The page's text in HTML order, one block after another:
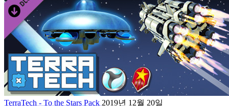
TerraTech - To the Stars Pack 2019년 12월 20일